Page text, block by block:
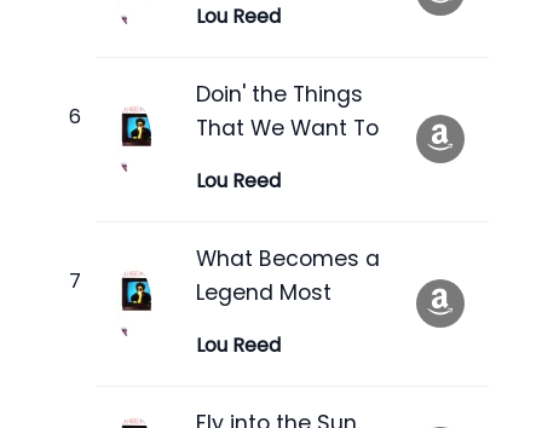
Lou Reed
Doin' the Things
That We Want To
Lou Reed
What Becomes a
Legend Most
Lou Reed